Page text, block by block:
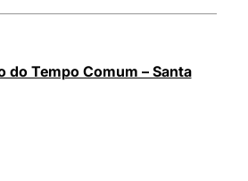
do Tempo Comum – Santa